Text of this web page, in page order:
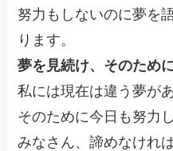
努力もしないのに夢を
ります。
夢を見続け、そのため
私には現在は違う夢が
そのために今日も努力
みなさん、諦めなけれ